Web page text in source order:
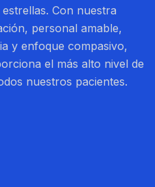
Con nuestra
personal amable,
y enfoque compasivo,
el más alto nivel de
nuestros pacientes.